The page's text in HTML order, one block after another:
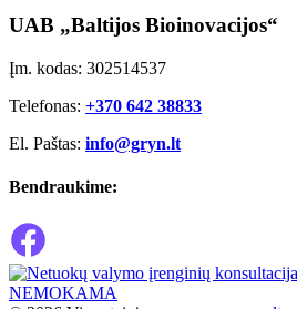
UAB „Baltijos Bioinovacijos“
Įm. kodas: 302514537
Telefonas: +370 642 38833
El. Paštas: info@gryn.lt
Bendraukime:
NEMOKAMA